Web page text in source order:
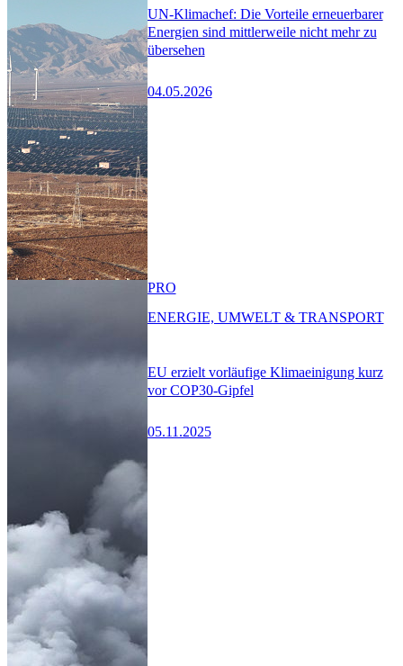
UN-Klimachef: Die Vorteile erneuerbarer
Energien sind mittlerweile nicht mehr zu
übersehen
04.05.2026
EU erzielt vorläufige Klimaeinigung kurz
vor COP30-Gipfel
05.11.2025
PRO
ENERGIE, UMWELT & TRANSPORT